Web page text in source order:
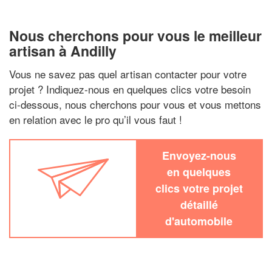
Nous cherchons pour vous le meilleur
artisan à Andilly
Vous ne savez pas quel artisan contacter pour votre
projet ? Indiquez-nous en quelques clics votre besoin
ci-dessous, nous cherchons pour vous et vous mettons
en relation avec le pro qu’il vous faut !
Envoyez-nous
en quelques
clics votre projet
détaillé
d'automobile